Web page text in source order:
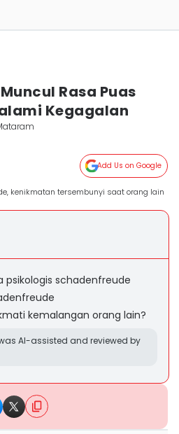
Rasa Puas
Kegagalan
Add Us on Google
kenikmatan tersembunyi saat orang lain
psikologis schadenfreude
kemalangan orang lain?
AI-assisted and reviewed by